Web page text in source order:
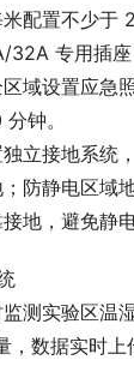
配置不少于
32A 专用插
域设置应急
钟。
立接地系统
防静电区域
地，避免静电
测实验区温
，数据实时